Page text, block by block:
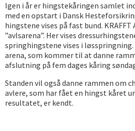
Igen i år er hingstekåringen samlet
med en opstart i Dansk
hingstene vises på fast bund. KRAFFT
”avlsarena”. Her vises
springhingstene vises i løsspringning.
arena, som kommer til at danne
afslutning på fem dages kåring
Standen vil også danne rammen om
avlere, som har fået en hingst kåret
resultatet, er kendt.